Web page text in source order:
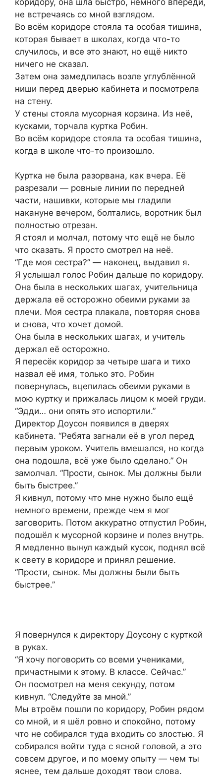
не встречаясь со мной взглядом.
Во всём коридоре стояла та особая тишина,
которая бывает в школах, когда что-то
случилось, и все это знают, но ещё никто
ничего не сказал.
Затем она замедлилась возле углублённой
ниши перед дверью кабинета и посмотрела
на стену.
У стены стояла мусорная корзина. Из неё,
кусками, торчала куртка Робин.
Во всём коридоре стояла та особая тишина,
когда в школе что-то произошло.
Куртка не была разорвана, как вчера. Её
разрезали — ровные линии по передней
части, нашивки, которые мы гладили
накануне вечером, болтались, воротник был
полностью отрезан.
Я стоял и молчал, потому что ещё не было
что сказать. Я просто смотрел на неё.
“Где моя сестра?” — наконец, выдавил я.
Я услышал голос Робин дальше по коридору.
Она была в нескольких шагах, учительница
держала её осторожно обеими руками за
плечи. Моя сестра плакала, повторяя снова
и снова, что хочет домой.
Она была в нескольких шагах, и учитель
держал её осторожно.
Я пересёк коридор за четыре шага и тихо
назвал её имя, только это. Робин
повернулась, вцепилась обеими руками в
мою куртку и прижалась лицом к моей груди.
“Эдди… они опять это испортили.”
Директор Доусон появился в дверях
кабинета. “Ребята загнали её в угол перед
первым уроком. Учитель вмешался, но когда
она подошла, всё уже было сделано.” Он
замолчал. “Прости, сынок. Мы должны были
быть быстрее.”
Я кивнул, потому что мне нужно было ещё
немного времени, прежде чем я мог
заговорить. Потом аккуратно отпустил Робин,
подошёл к мусорной корзине и полез внутрь.
Я медленно вынул каждый кусок, поднял всё
к свету в коридоре и принял решение.
“Прости, сынок. Мы должны были быть
быстрее.”
Я повернулся к директору Доусону с курткой
в руках.
“Я хочу поговорить со всеми учениками,
причастными к этому. В классе. Сейчас.”
Он посмотрел на меня секунду, потом
кивнул. “Следуйте за мной.”
Мы втроём пошли по коридору, Робин рядом
со мной, и я шёл ровно и спокойно, потому
что не собирался туда входить со злостью. Я
собирался войти туда с ясной головой, а это
совсем другое, и по моему опыту — чем ты
яснее, тем дальше доходят твои слова.